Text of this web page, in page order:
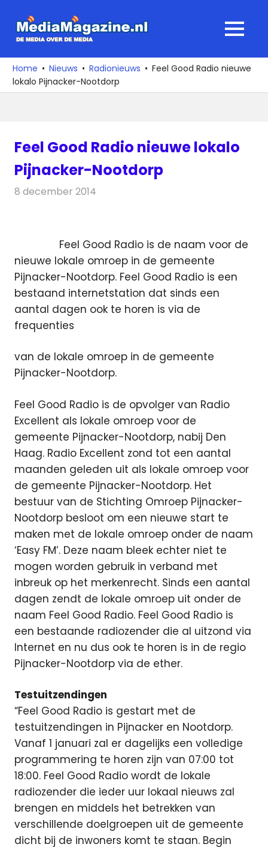
naar
media
over
de
MENU
Home Nieuws Radionieuws
Feel Good Radio nieuwe
lokalo Pijnacker-Nootdorp
Feel Good Radio nieuwe lokalo
Pijnacker-Nootdorp
8 december 2014
Feel Good Radio is de naam voor de
nieuwe lokale omroep in de gemeente
Pijnacker-Nootdorp. Feel Good Radio is een
bestaand internetstation dat sinds een
aantal dagen ook te horen is via de
frequenties
van de lokale omroep in de gemeente
Pijnacker-Nootdorp.
Feel Good Radio is de opvolger van Radio
Excellent als lokale omroep voor de
gemeente Pijnacker-Nootdorp, nabij Den
Haag. Radio Excellent zond tot een aantal
maanden geleden uit als lokale omroep voor
de gemeente Pijnacker-Nootdorp. Het
bestuur van de Stichting Omroep Pijnacker-
Nootdorp besloot om een nieuwe start te
maken met de lokale omroep onder de naam
‘Easy FM’. Deze naam bleek echter niet te
mogen worden gebruik in verband met
inbreuk op het merkenrecht. Sinds een aantal
dagen zendt de lokale omroep uit onder de
naam Feel Good Radio. Feel Good Radio is
een bestaande radiozender die al uitzond via
Internet en nu dus ook te horen is in de regio
Pijnacker-Nootdorp via de ether.
Testuitzendingen
“Feel Good Radio is gestart met de
testuitzendingen in Pijnacker en Nootdorp.
Vanaf 1 januari zal er dagelijks een volledige
programmering te horen zijn van 07:00 tot
18:00. Feel Good Radio wordt de lokale
radiozender die ieder uur lokaal nieuws zal
brengen en middels het betrekken van
verschillende doelgroepen uit de gemeente
dicht bij de inwoners komt te staan. Begin